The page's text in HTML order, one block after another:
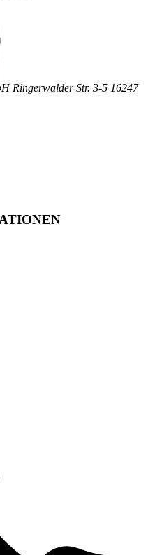
Ringerwalder Str. 3-5 16247